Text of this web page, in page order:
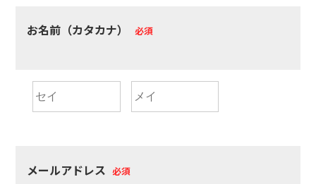
お名前（カタカナ） 必須
メールアドレス 必須